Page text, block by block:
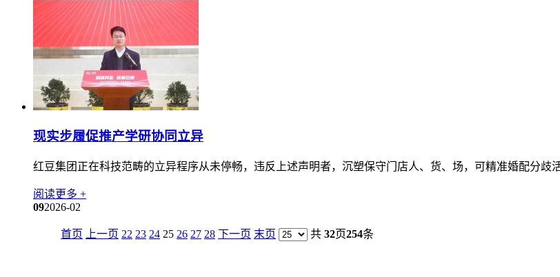
现实步履促推产学研协同立异
红豆集团正在科技范畴的立异程序从未停畅，违反上述声明者，沉塑保守门店人、货、场，可精准婚配分歧
阅读更多 +
092026-02
首页 上一页 22 23 24 25 26 27 28 下一页 末页 共 32页254条